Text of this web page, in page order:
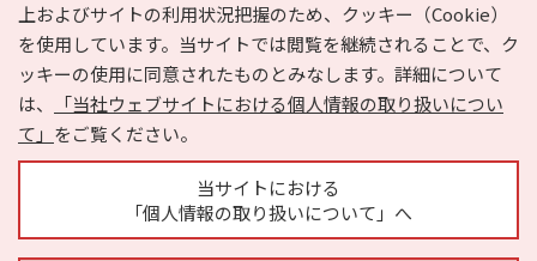
上およびサイトの利用状況把握のため、クッキー（Cookie）
を使用しています。当サイトでは閲覧を継続されることで、ク
ッキーの使用に同意されたものとみなします。詳細について
は、
「当社ウェブサイトにおける個人情報の取り扱いについ
て」 をご覧ください。
当サイトにおける
「個人情報の取り扱いについて」へ
e-NAVITA（イーナビタ）とは？ お気に入り
ヘルプ
利用規約
個人情報の取り扱いについて
運営会社
サイトマップ
広告掲載に関するお問い合わせ